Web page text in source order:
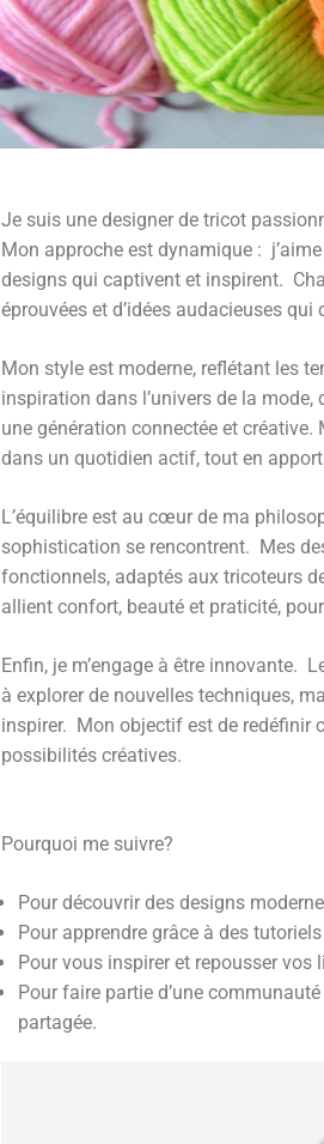
Je suis une designer de tricot
Mon approche est dynamique :
designs qui captivent et inspirent.
éprouvées et d’idées audacieuses
Mon style est moderne, reflétant les
inspiration dans l’univers de la mode,
une génération connectée et
dans un quotidien actif, tout en
L’équilibre est au cœur de ma
sophistication se rencontrent. Mes
fonctionnels, adaptés aux tricoteurs
allient confort, beauté et praticité,
Enfin, je m’engage à être innovante.
à explorer de nouvelles techniques,
inspirer. Mon objectif est de redéfinir
possibilités créatives.
Pourquoi me suivre?
Pour découvrir des designs
Pour apprendre grâce à des
Pour vous inspirer et repousser
Pour faire partie d’une
partagée.